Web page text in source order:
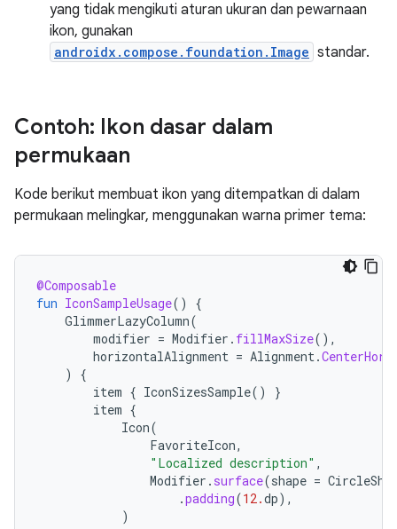
yang tidak mengikuti aturan ukuran dan pewarnaan
ikon, gunakan
androidx.compose.foundation.Image standar.
Contoh: Ikon dasar dalam
permukaan
Kode berikut membuat ikon yang ditempatkan di dalam
permukaan melingkar, menggunakan warna primer tema:
@Composable
fun IconSampleUsage()
{
GlimmerLazyColumn(
modifier = Modifier . fillMaxSize(),
horizontalAlignment = Alignment.
)
{
item { IconSizesSample()
}
item {
Icon(
FavoriteIcon,
"Localized description" ,
Modifier . surface(shape =
.padding(12.dp),
)